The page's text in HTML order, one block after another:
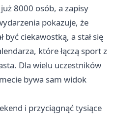
8000 osób, a zapisy
pokazuje, że
być ciekawostką, a stał się
które łączą sport z
Dla wielu uczestników
bywa sam widok
i przyciągnąć tysiące